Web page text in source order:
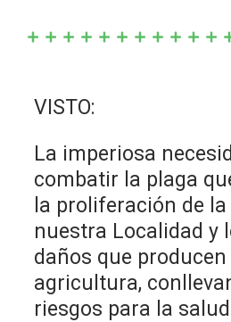
VISTO:
La imperiosa
combatir la plaga
la proliferación de
nuestra Localidad y
daños que producen
agricultura,
riesgos para la